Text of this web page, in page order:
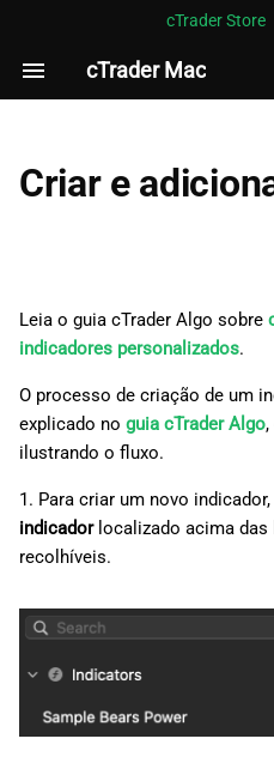
cTrader Store
cTrader Mac
I
l
z
n
d
a
Criar e
Leia o guia cTrader Algo sobre
indicadores personalizados.
O processo de criação de um
explicado no guia cTrader Algo,
ilustrando o fluxo.
1. Para criar um novo
indicadorlocalizado acima
recolhíveis.